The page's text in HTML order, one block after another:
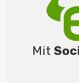
Mit